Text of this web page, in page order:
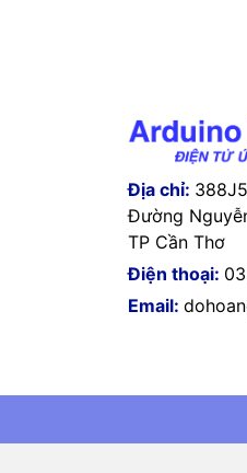
Địa chỉ:
Đường
TP Cần Thơ
Điện thoại:
Email: